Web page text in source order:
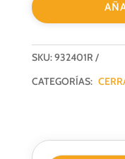
PUNTO
LINCE
P-
50
C/REDONDO
SKU:932401R
CATEGORÍAS: